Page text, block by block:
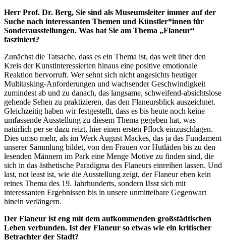
Herr Prof. Dr. Berg, Sie sind als Museumsleiter immer auf der
Suche nach interessanten Themen und Künstler*innen für
Sonderausstellungen. Was hat Sie am Thema „Flaneur“
fasziniert?
Zunächst die Tatsache, dass es ein Thema ist, das weit über den
Kreis der Kunstinteressierten hinaus eine positive emotionale
Reaktion hervorruft. Wer sehnt sich nicht angesichts heutiger
Multitasking-Anforderungen und wachsender Geschwindigkeit
zumindest ab und zu danach, das langsame, schweifend-absichtslose
gehende Sehen zu praktizieren, das den Flaneursblick auszeichnet.
Gleichzeitig haben wir festgestellt, dass es bis heute noch keine
umfassende Ausstellung zu diesem Thema gegeben hat, was
natürlich per se dazu reizt, hier einen ersten Pflock einzuschlagen.
Dies umso mehr, als im Werk August Mackes, das ja das Fundament
unserer Sammlung bildet, von den Frauen vor Hutläden bis zu den
lesenden Männern im Park eine Menge Motive zu finden sind, die
sich in das ästhetische Paradigma des Flaneurs einreihen lassen. Und
last, not least ist, wie die Ausstellung zeigt, der Flaneur eben kein
reines Thema des 19. Jahrhunderts, sondern lässt sich mit
interessanten Ergebnissen bis in unsere unmittelbare Gegenwart
hinein verlängern.
Der Flaneur ist eng mit dem aufkommenden großstädtischen
Leben verbunden. Ist der Flaneur so etwas wie ein kritischer
Betrachter der Stadt?